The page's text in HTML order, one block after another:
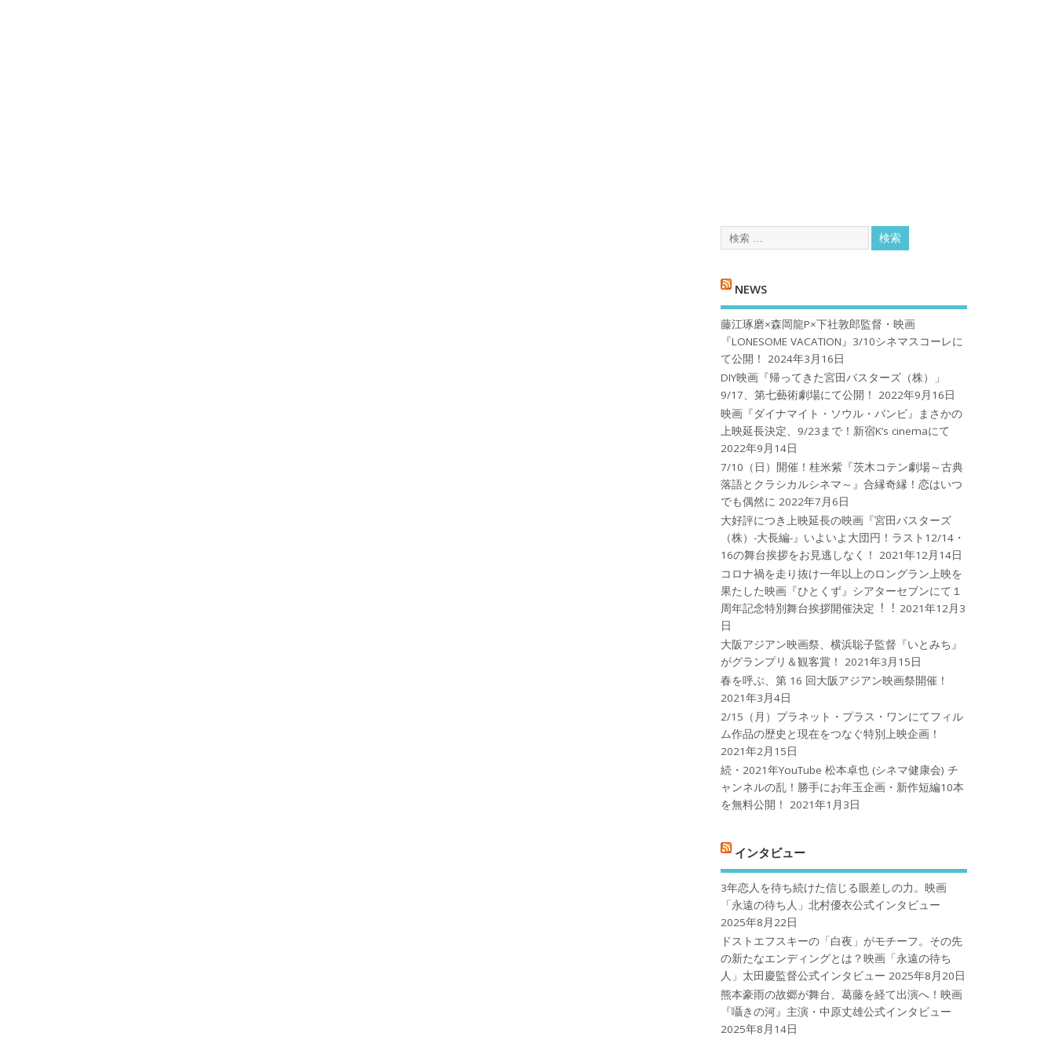
NEWS
藤江琢磨×森岡龍P×下社敦郎監督・映画
『LONESOME VACATION』3/10シネマスコーレに
て公開！
2024年3月16日
DIY映画『帰ってきた宮田バスターズ（株）」
9/17、第七藝術劇場にて公開！
2022年9月16日
映画『ダイナマイト・ソウル・バンビ』まさかの
上映延長決定、9/23まで！新宿K’s cinemaにて
2022年9月14日
7/10（日）開催！桂米紫『茨木コテン劇場～古典
落語とクラシカルシネマ～』合縁奇縁！恋はいつ
でも偶然に 2022年7月6日
大好評につき上映延長の映画『宮田バスターズ
（株）-大長編-』いよいよ大団円！ラスト12/14・
16の舞台挨拶をお見逃しなく！
2021年12月14日
コロナ禍を⾛り抜け⼀年以上のロングラン上映を
果たした映画『ひとくず』シアターセブンにて１
周年記念特別舞台挨拶開催決定︕︕ 2021年12月3
日
大阪アジアン映画祭、横浜聡子監督『いとみち』
がグランプリ＆観客賞！
2021年3月15日
春を呼ぶ、第 16 回大阪アジアン映画祭開催！
2021年3月4日
2/15（月）プラネット・プラス・ワンにてフィル
ム作品の歴史と現在をつなぐ特別上映企画！
2021年2月15日
続・2021年YouTube 松本卓也 (シネマ健康会) チ
ャンネルの乱！勝手にお年玉企画・新作短編10本
を無料公開！
2021年1月3日
インタビュー
3年恋人を待ち続けた信じる眼差しの力。映画
「永遠の待ち人」北村優衣公式インタビュー
2025年8月22日
ドストエフスキーの「白夜」がモチーフ。その先
の新たなエンディングとは？映画「永遠の待ち
人」太田慶監督公式インタビュー 2025年8月20日
熊本豪雨の故郷が舞台、葛藤を経て出演へ！映画
『囁きの河』主演・中原丈雄公式インタビュー
2025年8月14日